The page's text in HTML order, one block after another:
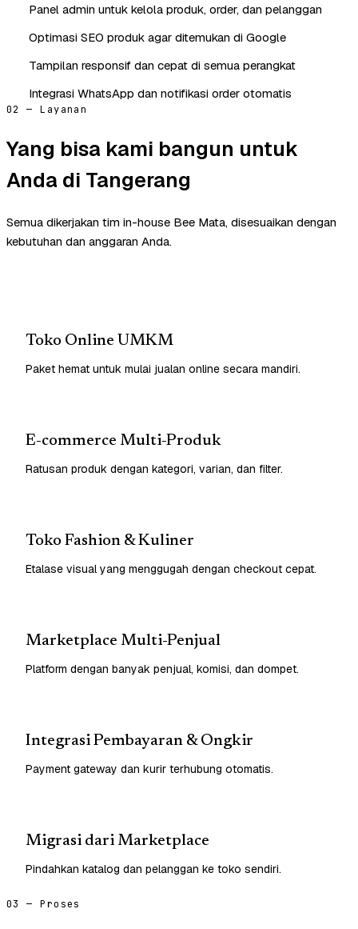
Panel admin untuk kelola produk, order, dan pelanggan
Optimasi SEO produk agar ditemukan di Google
Tampilan responsif dan cepat di semua perangkat
Integrasi WhatsApp dan notifikasi order otomatis
02 — Layanan
Yang bisa kami bangun untuk
Anda di Tangerang
Semua dikerjakan tim in-house Bee Mata, disesuaikan dengan
kebutuhan dan anggaran Anda.
Toko Online UMKM
Paket hemat untuk mulai jualan online secara mandiri.
E-commerce Multi-Produk
Ratusan produk dengan kategori, varian, dan filter.
Toko Fashion & Kuliner
Etalase visual yang menggugah dengan checkout cepat.
Marketplace Multi-Penjual
Platform dengan banyak penjual, komisi, dan dompet.
Integrasi Pembayaran & Ongkir
Payment gateway dan kurir terhubung otomatis.
Migrasi dari Marketplace
Pindahkan katalog dan pelanggan ke toko sendiri.
03 — Proses